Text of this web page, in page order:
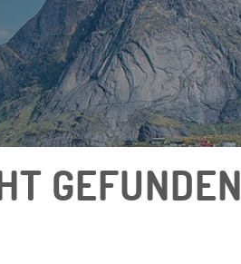
GEFUNDEN